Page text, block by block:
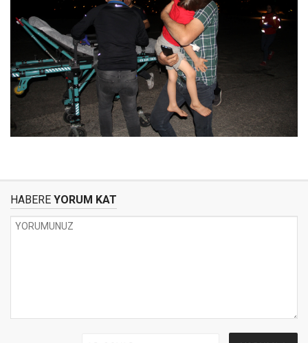
HABERE YORUM KAT